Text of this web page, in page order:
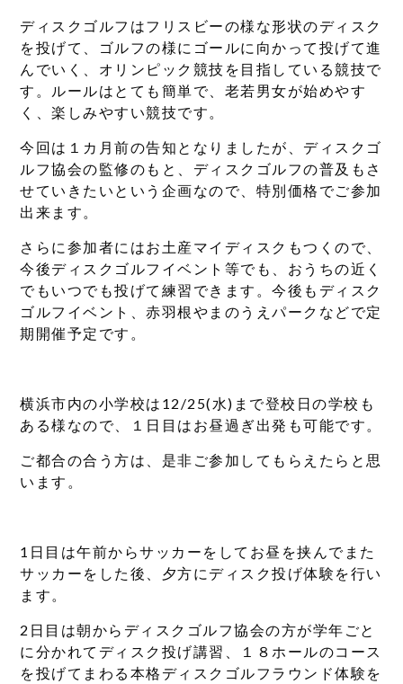
ディスクゴルフはフリスビーの様な形状のディスク
を投げて、ゴルフの様にゴールに向かって投げて進
んでいく、オリンピック競技を目指している競技で
す。ルールはとても簡単で、老若男女が始めやす
く、楽しみやすい競技です。
今回は１カ月前の告知となりましたが、ディスクゴ
ルフ協会の監修のもと、ディスクゴルフの普及もさ
せていきたいという企画なので、特別価格でご参加
出来ます。
さらに参加者にはお土産マイディスクもつくので、
今後ディスクゴルフイベント等でも、おうちの近く
でもいつでも投げて練習できます。今後もディスク
ゴルフイベント、赤羽根やまのうえパークなどで定
期開催予定です。
横浜市内の小学校は12/25(水)まで登校日の学校も
ある様なので、１日目はお昼過ぎ出発も可能です。
ご都合の合う方は、是非ご参加してもらえたらと思
います。
1日目は午前からサッカーをしてお昼を挟んでまた
サッカーをした後、夕方にディスク投げ体験を行い
ます。
2日目は朝からディスクゴルフ協会の方が学年ごと
に分かれてディスク投げ講習、１８ホールのコース
を投げてまわる本格ディスクゴルフラウンド体験を